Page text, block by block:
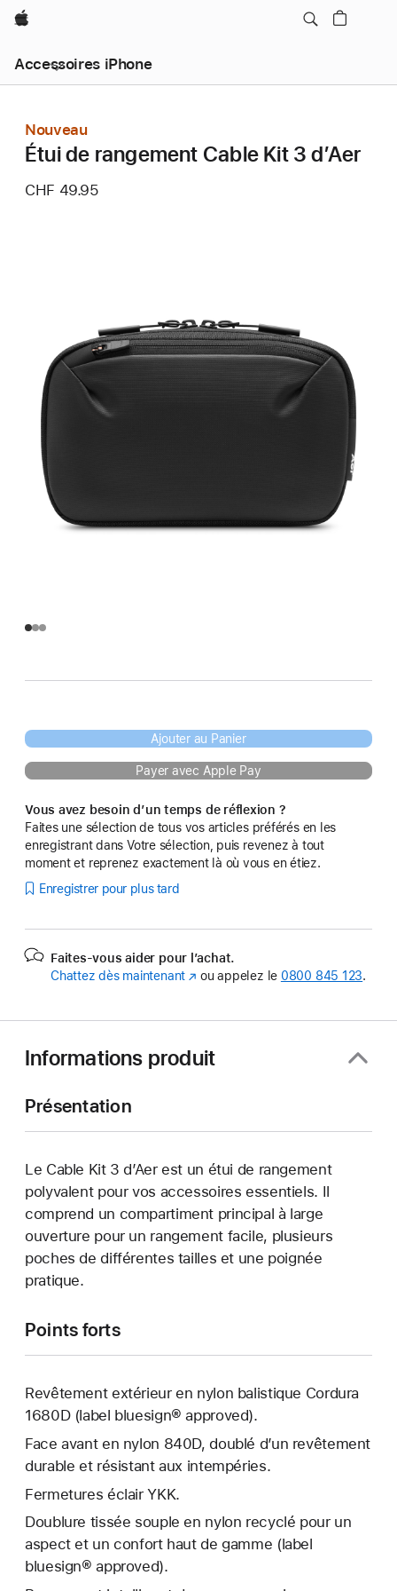
Apple
Accessoires iPhone
Nouveau
Étui de rangement Cable Kit 3 d’Aer
CHF 49.95
Ajouter au Panier
Payer avec Apple Pay
Vous avez besoin d’un temps de réflexion ?
Faites une sélection de tous vos articles préférés en les
enregistrant dans Votre sélection, puis revenez à tout
moment et reprenez exactement là où vous en étiez.
Enregistrer pour plus tard
Faites-vous aider pour l’achat.
Chattez dès maintenant (s’ouvre
ou appelez le 0800 845 123.
Informations produit
Présentation
Le Cable Kit 3 d’Aer est un étui de rangement
polyvalent pour vos accessoires essentiels. Il
comprend un compartiment principal à large
ouverture pour un rangement facile, plusieurs
poches de différentes tailles et une poignée
pratique.
Points forts
Revêtement extérieur en nylon balistique Cordura
1680D (label bluesign® approved).
Face avant en nylon 840D, doublé d’un revêtement
durable et résistant aux intempéries.
Fermetures éclair YKK.
Doublure tissée souple en nylon recyclé pour un
aspect et un confort haut de gamme (label
bluesign® approved).